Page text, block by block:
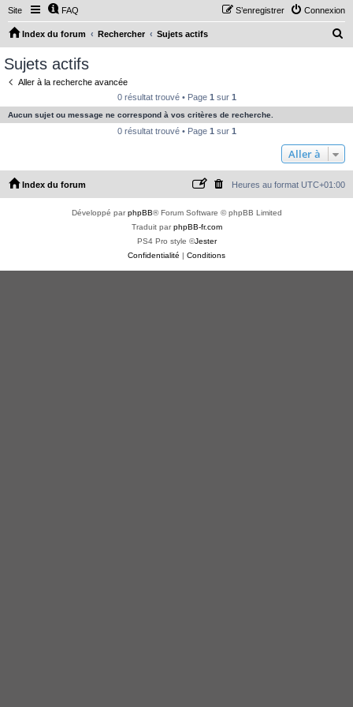
Site FAQ Connexion
S’enregistrer
Index du forum Rechercher Sujets actifs
e
c
e
Sujets actifs
Aller à la recherche avancée
0 résultat trouvé • Page 1 sur 1
Aucun sujet ou message ne correspond à vos critères de recherche.
0 résultat trouvé • Page 1 sur 1
Aller à
Index du forum Heures au format UTC+01:00
Développé parphpBB® Forum Software © phpBB Limited
Traduit parphpBB-fr.com
PS4 Pro style ©Jester
Confidentialité | Conditions